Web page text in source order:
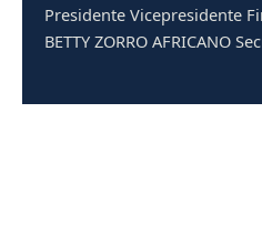
Presidente Vicepresidente
BETTY ZORRO AFRICANO